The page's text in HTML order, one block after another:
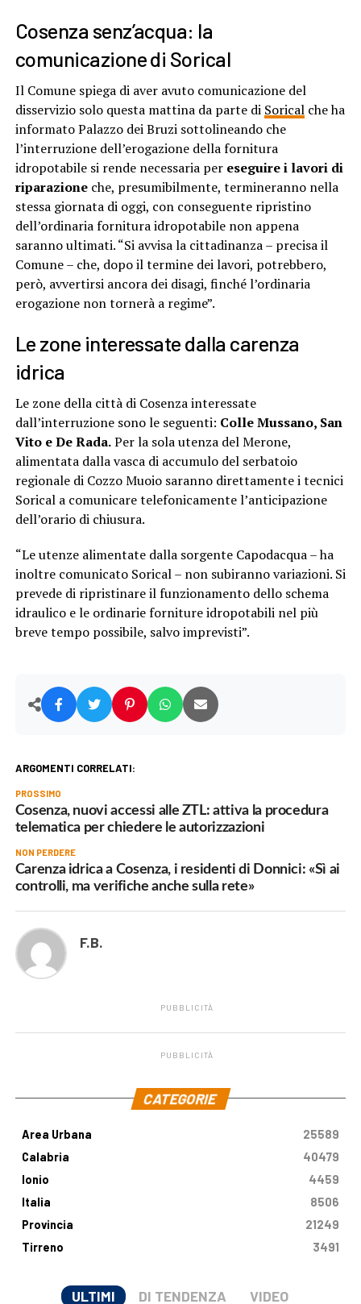
Cosenza senz’acqua: la
comunicazione di Sorical
Il Comune spiega di aver avuto comunicazione del
disservizio solo questa mattina da parte di Soricalche ha
informato Palazzo dei Bruzi sottolineando che
l’interruzione dell’erogazione della fornitura
idropotabile si rende necessaria per eseguire i lavori di
riparazioneche, presumibilmente, termineranno nella
stessa giornata di oggi, con conseguente ripristino
dell’ordinaria fornitura idropotabile non appena
saranno ultimati. “Si avvisa la cittadinanza – precisa il
Comune – che, dopo il termine dei lavori, potrebbero,
però, avvertirsi ancora dei disagi, finché l’ordinaria
erogazione non tornerà a regime”.
Le zone interessate dalla carenza
idrica
Le zone della città di Cosenza interessate
dall’interruzione sono le seguenti: Colle Mussano, San
Vito e De Rada.Per la sola utenza del Merone,
alimentata dalla vasca di accumulo del serbatoio
regionale di Cozzo Muoio saranno direttamente i tecnici
Sorical a comunicare telefonicamente l’anticipazione
dell’orario di chiusura.
“Le utenze alimentate dalla sorgente Capodacqua – ha
inoltre comunicato Sorical – non subiranno variazioni. Si
prevede di ripristinare il funzionamento dello schema
idraulico e le ordinarie forniture idropotabili nel più
breve tempo possibile, salvo imprevisti”.
ARGOMENTI CORRELATI:
PROSSIMO
Cosenza, nuovi accessi alle ZTL: attiva la procedura
telematica per chiedere le autorizzazioni
NON PERDERE
Carenza idrica a Cosenza, i residenti di Donnici: «Sì ai
controlli, ma verifiche anche sulla rete»
F.B.
PUBBLICITÀ
PUBBLICITÀ
CATEGORIE
Area Urbana
25589
Calabria
40479
Ionio
4459
Italia
8506
Provincia
21249
Tirreno
3491
ULTIMI DI TENDENZA VIDEO